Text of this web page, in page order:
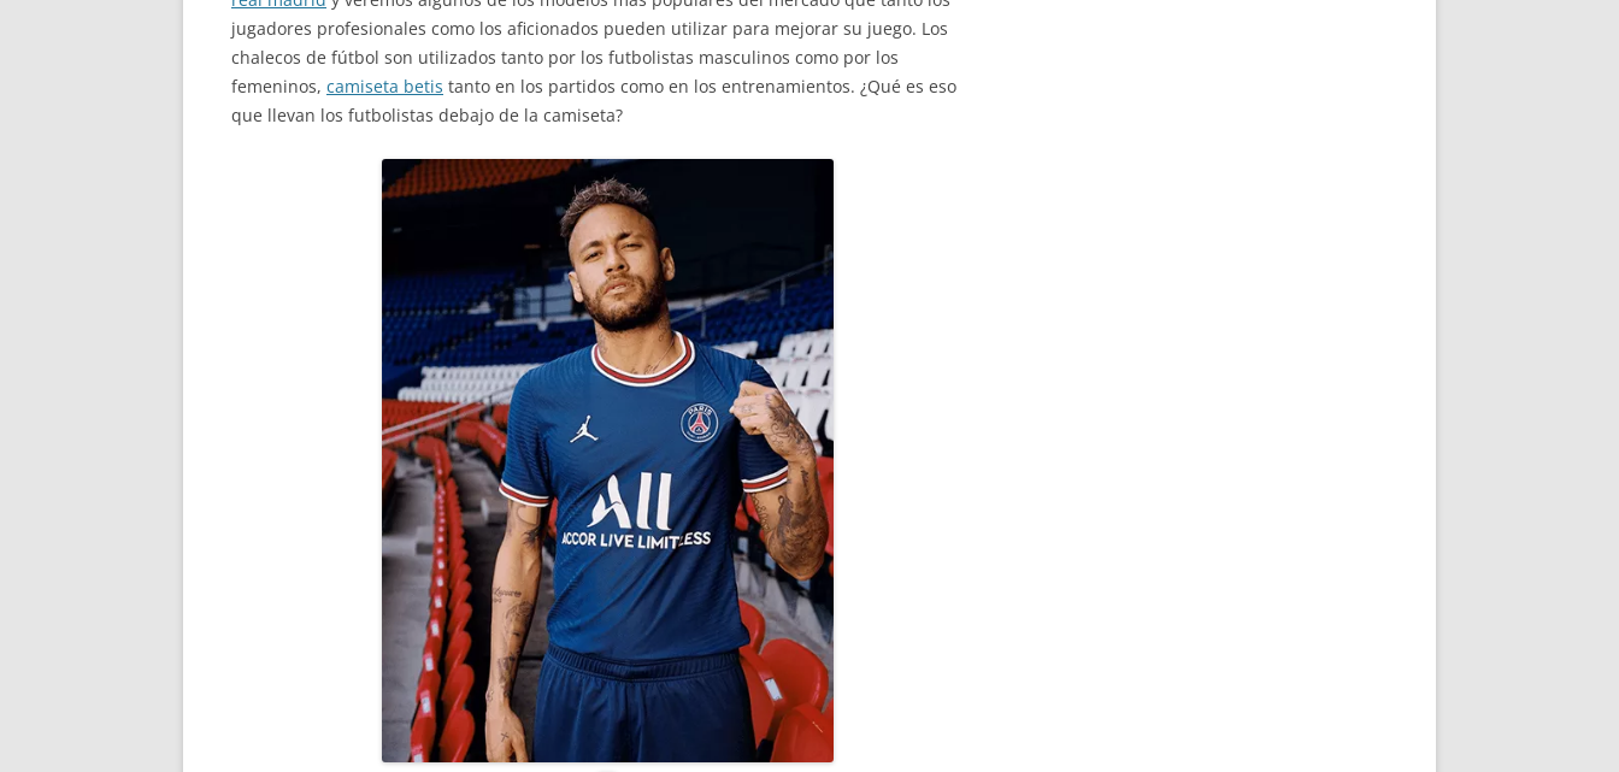
jugadores profesionales como los aficionados pueden utilizar para mejorar su juego. Los
chalecos de fútbol son utilizados tanto por los futbolistas masculinos como por los
femeninos, camiseta betis tanto en los partidos como en los entrenamientos. ¿Qué es eso
que llevan los futbolistas debajo de la camiseta?